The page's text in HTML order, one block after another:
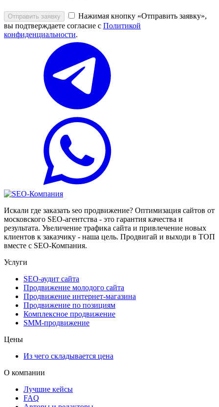
Отправить заявку
Нажимая кнопку «Отправить заявку»,
вы подтверждаете согласие с Политикой
конфиденциальности.
Искали где заказать seo продвижение? Оптимизация сайтов от
московского SEO-агентства - это гарантия качества и
результата. Увеличение трафика сайта и привлечение новых
клиентов к заказчику - наша цель. Продвигай и выходи в ТОП
вместе с SEO-Компания.
Услуги
SEO-аудит сайта
Продвижение молодого сайта
Продвижение интернет-магазина
Продвижение по позициям
Комплексное продвижение
SMM-продвижение
Цены
Из чего складывается цена
О компании
Лучшие кейсы
FAQ